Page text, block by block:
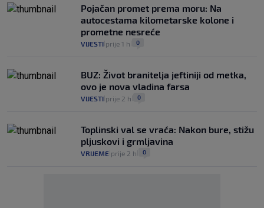
Pojačan promet prema moru: Na
autocestama kilometarske kolone i
prometne nesreće
VIJESTI prije 1 h 0
BUZ: Život branitelja jeftiniji od metka,
ovo je nova vladina farsa
VIJESTI prije 2 h 0
Toplinski val se vraća: Nakon bure, stižu
pljuskovi i grmljavina
VRIJEME prije 2 h 0